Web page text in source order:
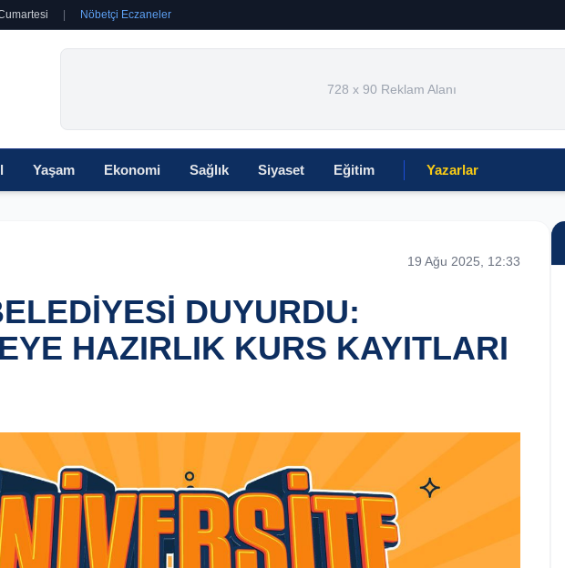
Nöbetçi Eczaneler
728 x 90 Reklam Alanı
Yaşam Ekonomi Sağlık Siyaset Eğitim Yazarlar
19 Ağu 2025, 12:33
DUYURDU:
HAZIRLIK KURS KAYITLARI